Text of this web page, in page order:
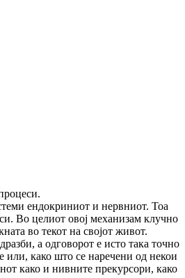
ендокриниот и нервниот. Тоа
Во целиот овој механизам клучно
во текот на својот живот.
а одговорот е исто така точно
или, како што се наречени од некои
како и нивните прекурсори, како